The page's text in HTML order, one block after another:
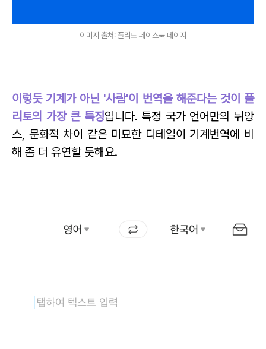
이미지 출처: 플리토 페이스북 페이지
이렇듯 기계가 아닌 '사람'이 번역을 해준다는 것이 플
리토의 가장 큰 특징입니다. 특정 국가 언어만의 뉘앙
스, 문화적 차이 같은 미묘한 디테일이 기계번역에 비
해 좀 더 유연할 듯해요.